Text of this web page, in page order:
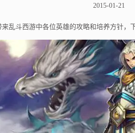
2015-01-21
斗西游中各位英雄的攻略和培养方针，